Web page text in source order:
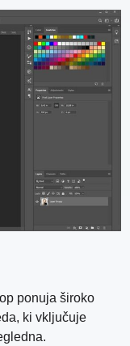
ponuja široko
ki vključuje